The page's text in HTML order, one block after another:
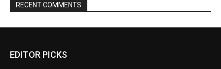
RECENT COMMENTS
EDITOR PICKS